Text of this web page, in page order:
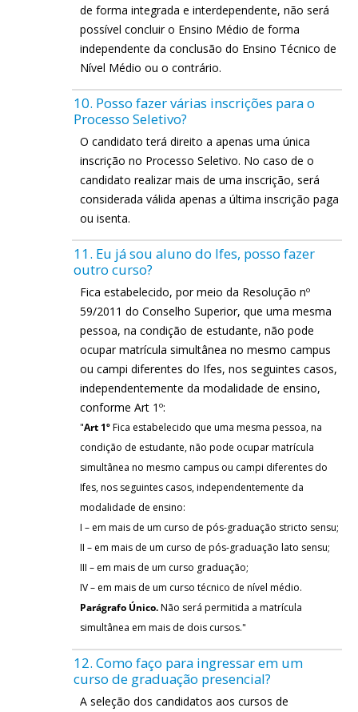
de forma integrada e interdependente, não será
possível concluir o Ensino Médio de forma
independente da conclusão do Ensino Técnico de
Nível Médio ou o contrário.
10. Posso fazer várias inscrições para o
Processo Seletivo?
O candidato terá direito a apenas uma única
inscrição no Processo Seletivo. No caso de o
candidato realizar mais de uma inscrição, será
considerada válida apenas a última inscrição paga
ou isenta.
11. Eu já sou aluno do Ifes, posso fazer
outro curso?
Fica estabelecido, por meio da Resolução nº
59/2011 do Conselho Superior, que uma mesma
pessoa, na condição de estudante, não pode
ocupar matrícula simultânea no mesmo campus
ou campi diferentes do Ifes, nos seguintes casos,
independentemente da modalidade de ensino,
conforme Art 1º:
"Art 1ºFica estabelecido que uma mesma pessoa, na
condição de estudante, não pode ocupar matrícula
simultânea no mesmo campus ou campi diferentes do
Ifes, nos seguintes casos, independentemente da
modalidade de ensino:
I – em mais de um curso de pós-graduação stricto sensu;
II – em mais de um curso de pós-graduação lato sensu;
III – em mais de um curso graduação;
IV – em mais de um curso técnico de nível médio.
Parágrafo Único.Não será permitida a matrícula
simultânea em mais de dois cursos."
12. Como faço para ingressar em um
curso de graduação presencial?
A seleção dos candidatos aos cursos de